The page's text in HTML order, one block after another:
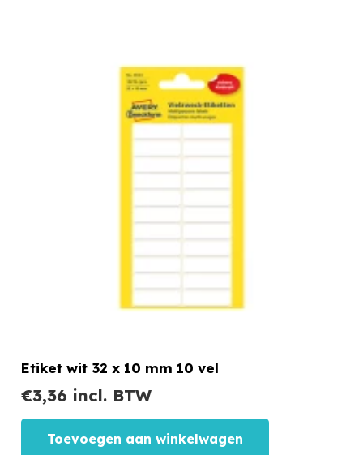
Etiket wit 32 x 10 mm 10 vel
€3,36 incl. BTW
Toevoegen aan winkelwagen